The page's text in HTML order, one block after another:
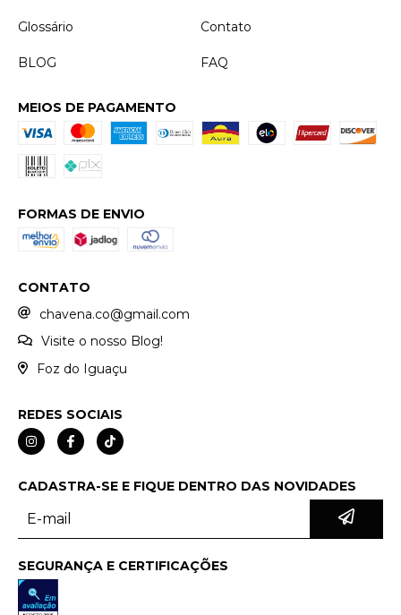
Glossário Contato
BLOG FAQ
MEIOS DE PAGAMENTO
FORMAS DE ENVIO
CONTATO
chavena.co@gmail.com
Visite o nosso Blog!
Foz do Iguaçu
REDES SOCIAIS
CADASTRA-SE E FIQUE DENTRO DAS NOVIDADES
SEGURANÇA E CERTIFICAÇÕES